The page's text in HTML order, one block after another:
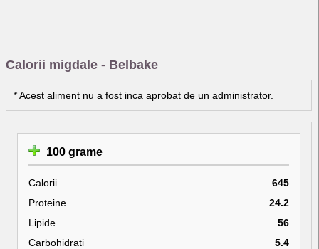
Calorii migdale - Belbake
* Acest aliment nu a fost inca aprobat de un administrator.
100 grame
Calorii
645
Proteine
24.2
Lipide
56
Carbohidrati
5.4